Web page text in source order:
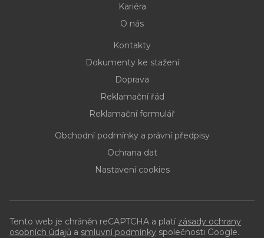
Kariéra
O nás
Kontakty
Dokumenty ke stažení
Doprava
Reklamační řád
Reklamační formulář
Obchodní podmínky a právní předpisy
Ochrana dat
Nastavení cookies
Tento web je chráněn reCAPTCHA a platí zásady ochrany
osobních údajů a smluvní podmínky společnosti Google.